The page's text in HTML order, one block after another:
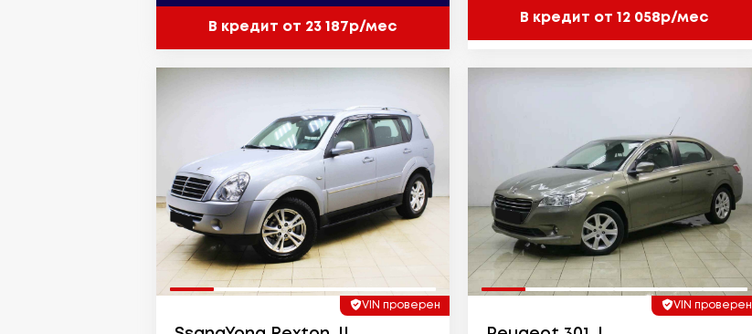
В кредит от 23 187р/мес
В кредит от 12 058р/мес
VIN проверен VIN проверен